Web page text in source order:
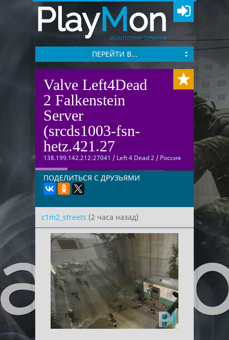
PlayMon
МОНИТОРИНГ СЕРВЕРОВ
ПЕРЕЙТИ В...
Valve Left4Dead
2 Falkenstein
Server
(srcds1003-fsn-
hetz.421.27
138.199.142.212:27041 / Left 4 Dead 2 / Россия
ПОДЕЛИТЬСЯ С ДРУЗЬЯМИ
c1m2_streets (2 часа назад)